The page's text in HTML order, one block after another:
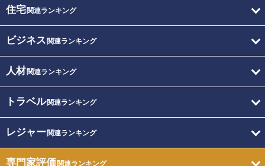
住宅関連ランキング
ビジネス 関連ランキング
人材関連ランキング
トラベル関連ランキング
レジャー関連ランキング
専門家評価関連ランキング